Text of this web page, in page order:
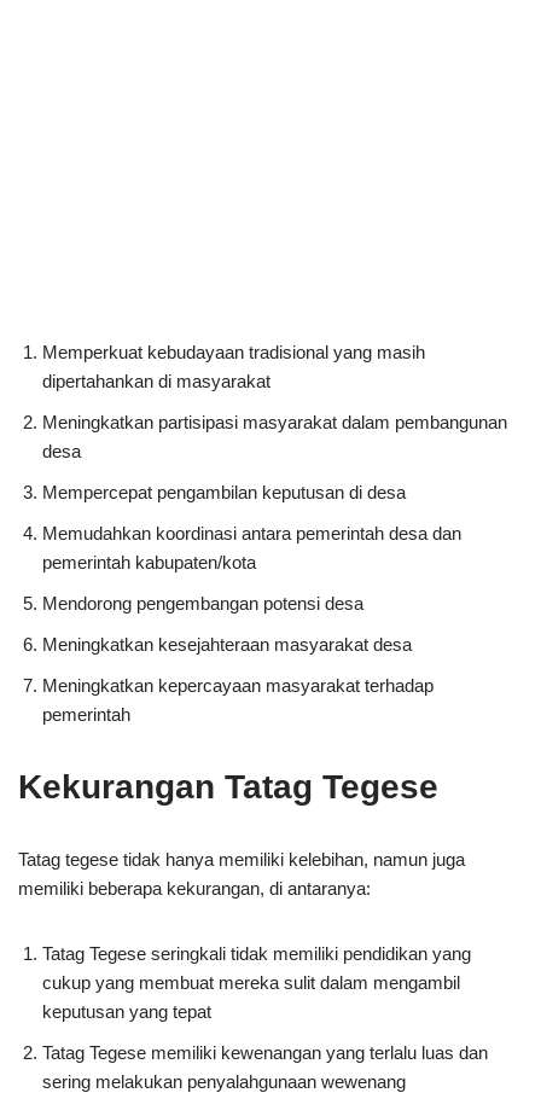
Memperkuat kebudayaan tradisional yang masih
dipertahankan di masyarakat
Meningkatkan partisipasi masyarakat dalam pembangunan
desa
Mempercepat pengambilan keputusan di desa
Memudahkan koordinasi antara pemerintah desa dan
pemerintah kabupaten/kota
Mendorong pengembangan potensi desa
Meningkatkan kesejahteraan masyarakat desa
Meningkatkan kepercayaan masyarakat terhadap
pemerintah
Kekurangan Tatag Tegese
Tatag tegese tidak hanya memiliki kelebihan, namun juga
memiliki beberapa kekurangan, di antaranya:
Tatag Tegese seringkali tidak memiliki pendidikan yang
cukup yang membuat mereka sulit dalam mengambil
keputusan yang tepat
Tatag Tegese memiliki kewenangan yang terlalu luas dan
sering melakukan penyalahgunaan wewenang